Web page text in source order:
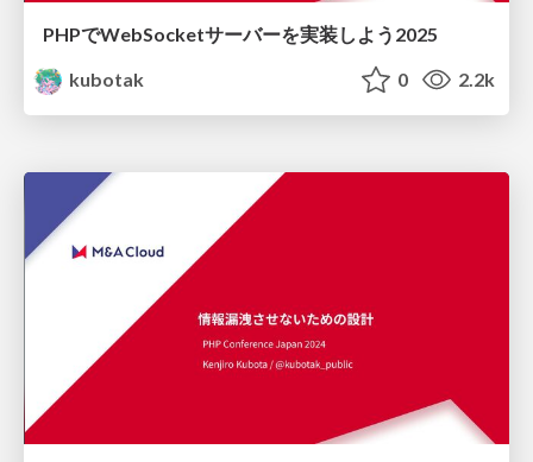
PHPでWebSocketサーバーを実装しよう2025
kubotak
0 2.2k